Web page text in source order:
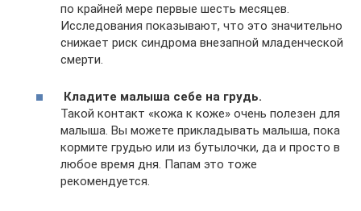
по крайней мере первые шесть месяцев.
Исследования показывают, что это значительно
снижает риск синдрома внезапной младенческой
смерти.
Кладите малыша себе на грудь.
Такой контакт «кожа к коже» очень полезен для
малыша. Вы можете прикладывать малыша, пока
кормите грудью или из бутылочки, да и просто в
любое время дня. Папам это тоже
рекомендуется.